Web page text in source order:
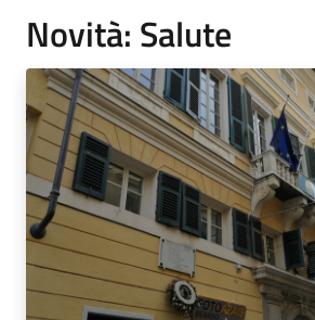
Novità: Salute